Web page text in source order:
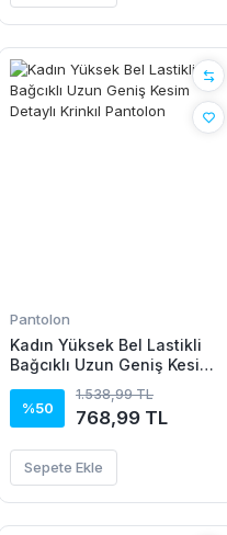
Pantolon
Kadın Yüksek Bel Lastikli
Bağcıklı Uzun Geniş Kesim
%50
1.538,99 TL
768,99 TL
Sepete Ekle